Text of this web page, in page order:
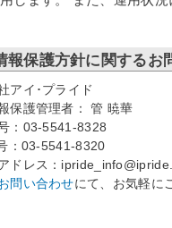
報保護方針に関するお
アイ･プライド
保護管理者： 管 暁華
：03-5541-8328
：03-5541-8320
ドレス：
問い合わせにて、お気軽に